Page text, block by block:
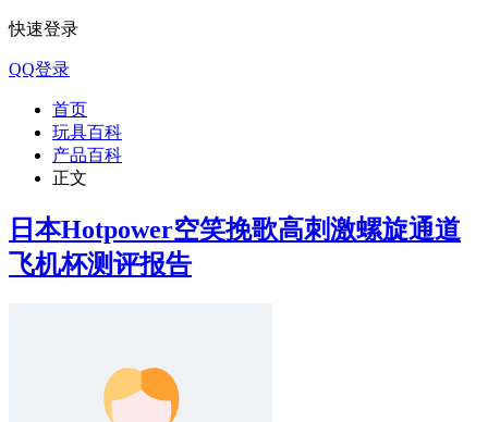
快速登录
QQ登录
首页
玩具百科
产品百科
正文
日本Hotpower空笑挽歌高刺激螺旋通道
飞机杯测评报告